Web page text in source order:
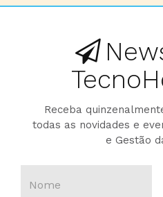
Receba
todas as novidades e
e Gestão